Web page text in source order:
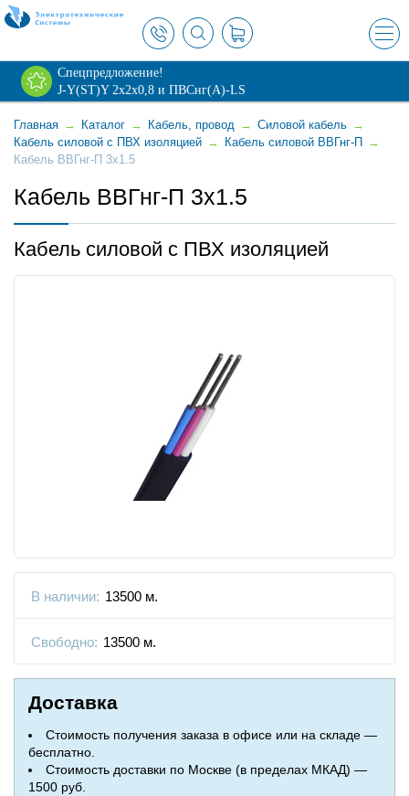
×
Спецпредложение!
J-Y(ST)Y 2х2х0,8 и ПВСнг(А)-LS
Главная → Каталог → Кабель, провод → Силовой кабель →
Кабель силовой с ПВХ изоляцией → Кабель силовой ВВГнг-П
→
Кабель ВВГнг-П 3x1.5
Кабель ВВГнг-П 3x1.5
Кабель силовой с ПВХ изоляцией
В наличии: 13500 м.
Свободно: 13500 м.
Доставка
Стоимость получения заказа в офисе или на складе —
бесплатно.
Стоимость доставки по Москве (в пределах МКАД) —
1500 руб.